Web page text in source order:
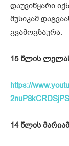
დაუვიწყარი
მუსიკამ
გვამოგზაურა.
15 წლის
https://
14 წლის